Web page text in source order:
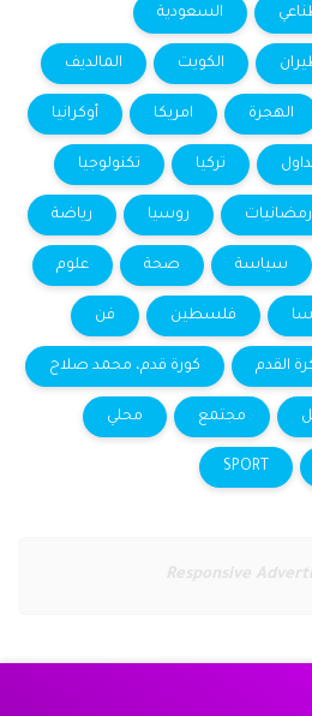
السعودية
الكويت المالديف
الهجرة امريكا أوكرانيا
تركيا تكنولوجيا
رمضانيات روسيا رياضة
سياسة صحة علوم
فلسطين فن
القدم كورة قدم، محمد صلاح
مجتمع محلي
SPORT
Responsive